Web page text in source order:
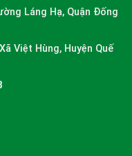
Láng Hạ, Quận Đống
Việt Hùng, Huyện Quế